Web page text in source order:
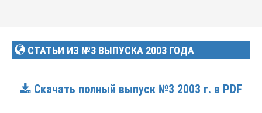
СТАТЬИ ИЗ №3 ВЫПУСКА 2003 ГОДА
Скачать полный выпуск №3 2003 г. в PDF